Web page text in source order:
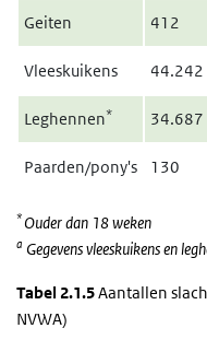
Geiten 412
Vleeskuikens 44.242
Leghennen* 34.687
Paarden/pony's 130
*Ouder dan 18 weken
a Gegevens vleeskuikens en
Tabel 2.1.5Aantallen
NVWA)